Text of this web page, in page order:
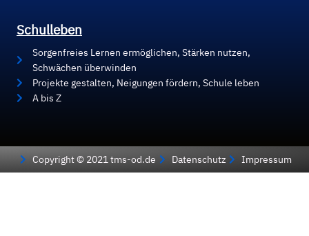
Schulleben
Sorgenfreies Lernen ermöglichen, Stärken nutzen,
Schwächen überwinden
Projekte gestalten, Neigungen fördern, Schule leben
A bis Z
Copyright © 2021 tms-od.de Datenschutz Impressum